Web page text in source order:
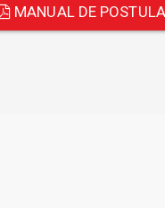
MANUAL DE